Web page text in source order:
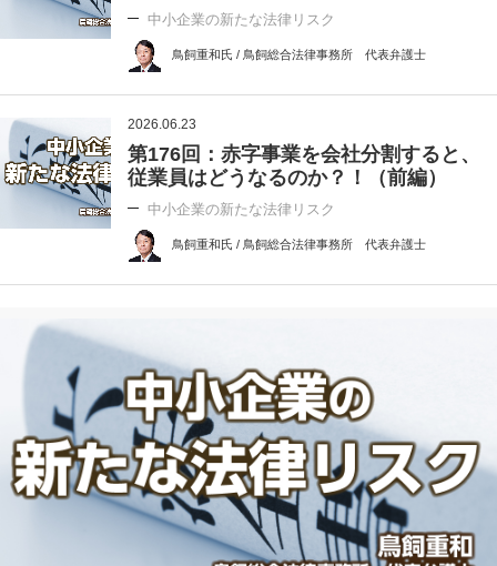
中小企業の新たな法律リスク
鳥飼重和氏 / 鳥飼総合法律事務所 代表弁護士
2026.06.23
第176回：赤字事業を会社分割すると、
従業員はどうなるのか？！（前編）
中小企業の新たな法律リスク
鳥飼重和氏 / 鳥飼総合法律事務所 代表弁護士